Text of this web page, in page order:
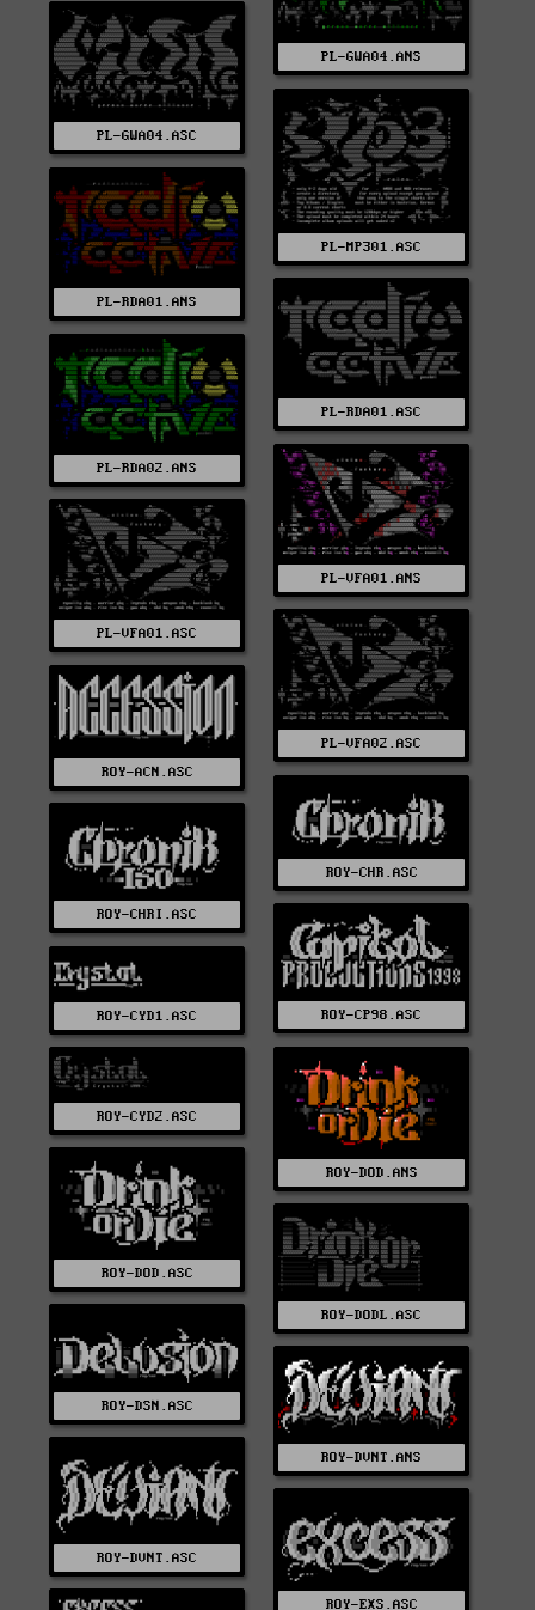
PL-GWA04.ANS
PL-GWA04.ASC
PL-MP301.ASC
PL-RDA01.ANS
PL-RDA01.ASC
PL-RDA02.ANS
PL-VFA01.ANS
PL-VFA01.ASC
PL-VFA02.ASC
ROY-ACN.ASC
ROY-CHR.ASC
ROY-CHRI.ASC
ROY-CP98.ASC
ROY-CYD1.ASC
ROY-CYD2.ASC
ROY-DOD.ANS
ROY-DOD.ASC
ROY-DODL.ASC
ROY-DSN.ASC
ROY-DVNT.ANS
ROY-DVNT.ASC
ROY-EXS.ASC